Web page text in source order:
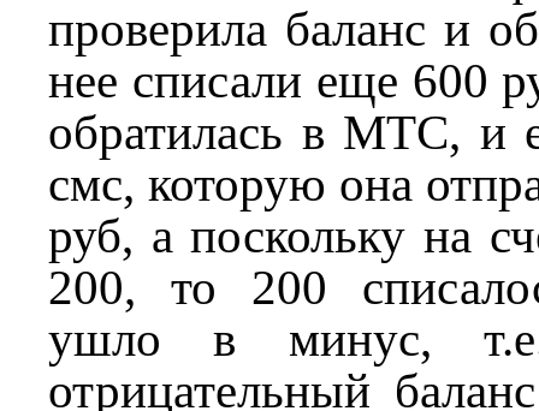
проверила баланс и
нее списали еще 600
обратилась в МТС, и
смс, которую она
руб, а поскольку на
200, то 200
ушло в минус,
отрицательный